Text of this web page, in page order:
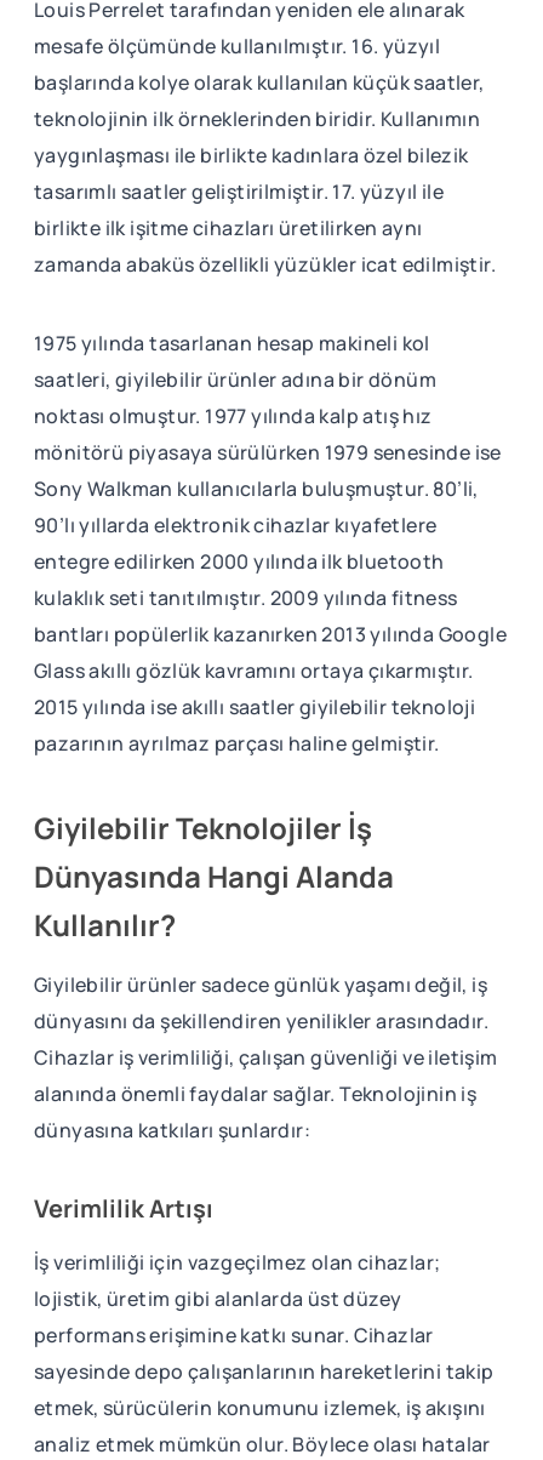
Louis Perrelet tarafından yeniden ele alınarak
mesafe ölçümünde kullanılmıştır. 16. yüzyıl
başlarında kolye olarak kullanılan küçük saatler,
teknolojinin ilk örneklerinden biridir. Kullanımın
yaygınlaşması ile birlikte kadınlara özel bilezik
tasarımlı saatler geliştirilmiştir. 17. yüzyıl ile
birlikte ilk işitme cihazları üretilirken aynı
zamanda abaküs özellikli yüzükler icat edilmiştir.
1975 yılında tasarlanan hesap makineli kol
saatleri, giyilebilir ürünler adına bir dönüm
noktası olmuştur. 1977 yılında kalp atış hız
mönitörü piyasaya sürülürken 1979 senesinde ise
Sony Walkman kullanıcılarla buluşmuştur. 80’li,
90’lı yıllarda elektronik cihazlar kıyafetlere
entegre edilirken 2000 yılında ilk bluetooth
kulaklık seti tanıtılmıştır. 2009 yılında fitness
bantları popülerlik kazanırken 2013 yılında Google
Glass akıllı gözlük kavramını ortaya çıkarmıştır.
2015 yılında ise akıllı saatler giyilebilir teknoloji
pazarının ayrılmaz parçası haline gelmiştir.
Giyilebilir Teknolojiler İş
Dünyasında Hangi Alanda
Kullanılır?
Giyilebilir ürünler sadece günlük yaşamı değil, iş
dünyasını da şekillendiren yenilikler arasındadır.
Cihazlar iş verimliliği, çalışan güvenliği ve iletişim
alanında önemli faydalar sağlar. Teknolojinin iş
dünyasına katkıları şunlardır:
Verimlilik Artışı
İş verimliliği için vazgeçilmez olan cihazlar;
lojistik, üretim gibi alanlarda üst düzey
performans erişimine katkı sunar. Cihazlar
sayesinde depo çalışanlarının hareketlerini takip
etmek, sürücülerin konumunu izlemek, iş akışını
analiz etmek mümkün olur. Böylece olası hatalar